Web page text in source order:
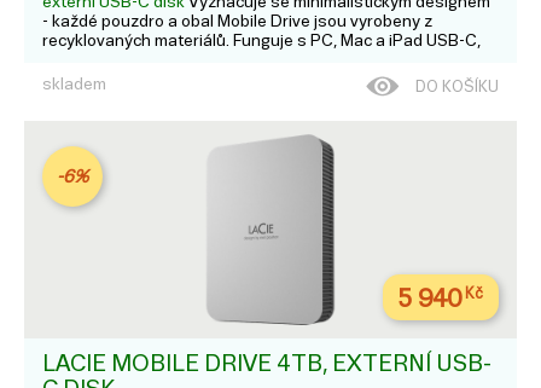
- každé pouzdro a obal Mobile Drive jsou vyrobeny z
recyklovaných materiálů. Funguje s PC, Mac a iPad USB-C,
automatickému zálohování je ukládání souborů mi...
skladem DO KOŠÍKU
-6%
5 940Kč
LACIE MOBILE DRIVE 4TB, EXTERNÍ USB-